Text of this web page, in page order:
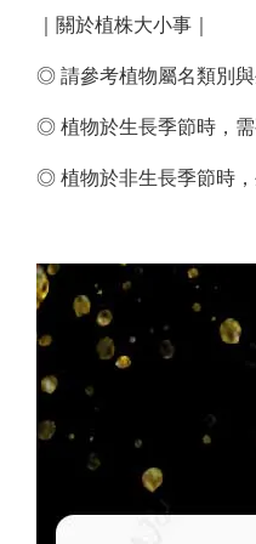
｜關於植株大小事｜
◎ 請參考植物屬名類別
◎ 植物於生長季節時，
◎ 植物於非生長季節時